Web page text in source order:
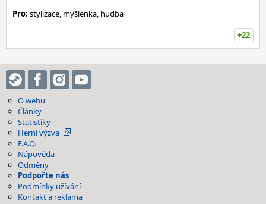
Pro: stylizace, myšlenka, hudba
+22
O webu
Články
Statistiky
Herní výzva
F.A.Q.
Nápověda
Odměny
Podpořte nás
Podmínky užívání
Kontakt a reklama